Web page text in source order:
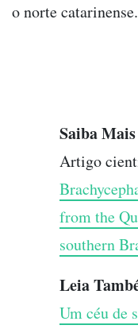
o norte catarinense.
Saiba Mais
Artigo
from the
southern
Leia
Um céu de